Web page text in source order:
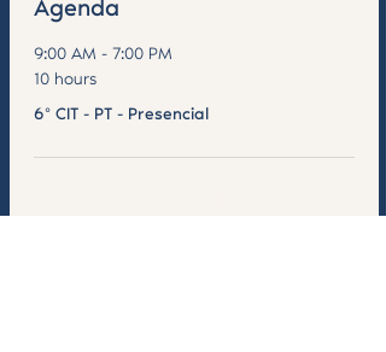
Agenda
9:00 AM - 7:00 PM
10 hours
6º CIT - PT - Presencial